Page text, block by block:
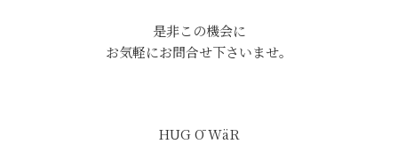
是非この機会に
お気軽にお問合せ下さいませ。
HUG Ō WäR